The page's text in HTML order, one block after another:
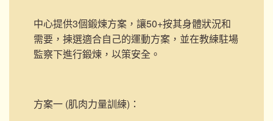
中心提供3個鍛煉方案，讓50+按其身體狀況和
需要，揀選適合自己的運動方案，並在教練駐場
監察下進行鍛煉，以策安全。
方案一 (肌肉力量訓練) ：